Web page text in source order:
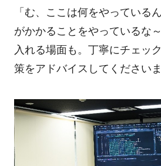
「む、ここは何をやっている
がかかることをやっているな
入れる場面も。丁寧にチェッ
策をアドバイスしてくださいま